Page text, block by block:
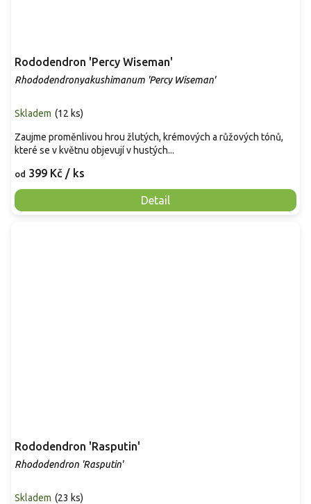
Rododendron 'Percy Wiseman'
Rhododendronyakushimanum 'Percy Wiseman'
Skladem (12 ks)
od 399 Kč / ks
Detail
Zaujme proměnlivou hrou žlutých, krémových a růžových tónů,
které se v květnu objevují v hustých...
Rododendron 'Rasputin'
Rhododendron 'Rasputin'
Skladem (23 ks)